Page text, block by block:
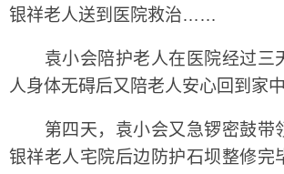
银祥老人送到医院救治……
袁小会陪护老人在医院经过三
人身体无碍后又陪老人安心回到家中
第四天，袁小会又急锣密鼓带
银祥老人宅院后边防护石坝整修完